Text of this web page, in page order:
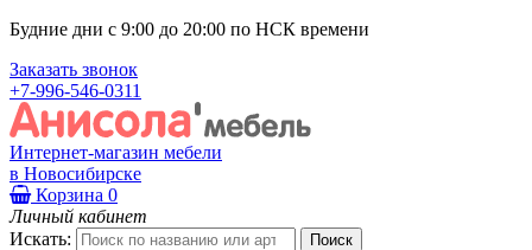
Будние дни с 9:00 до 20:00 по НСК времени
Заказать звонок
+7-996-546-0311
Интернет-магазин мебели
в Новосибирске
Корзина 0
Личный кабинет
Искать: